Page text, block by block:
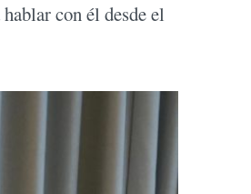
con él desde el